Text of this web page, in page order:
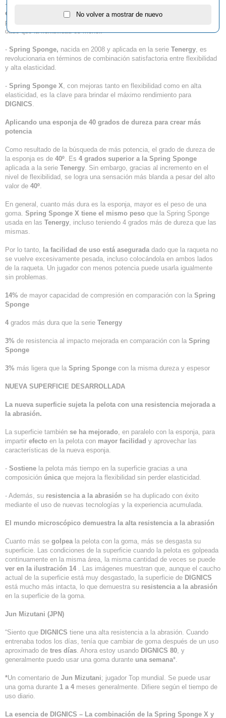
- Una esponja más blanda puede responder fácilmente, pero
energético
generado es mínimo. Por el contrario, una esponja más dura
puede mejorar la elasticidad, aunque resulta más difícil sujetar la pelota
dado que la flexibilidad es menor.
- Spring Sponge, nacida en 2008 y aplicada en la serie Tenergy, es
revolucionaria en términos de combinación satisfactoria entre flexibilidad
y alta elasticidad.
- Spring Sponge X, con mejoras tanto en flexibilidad como en alta
elasticidad, es la clave para brindar el máximo rendimiento para
DIGNICS.
Aplicando una esponja de 40 grados de dureza para crear más
potencia
Como resultado de la búsqueda de más potencia, el grado de dureza de
la esponja es de 40º. Es 4 grados superior a la Spring Sponge
aplicada a la serie Tenergy. Sin embargo, gracias al incremento en el
nivel de flexibilidad, se logra una sensación más blanda a pesar del alto
valor de 40º.
En general, cuanto más dura es la esponja, mayor es el peso de una
goma. Spring Sponge X tiene el mismo peso que la Spring Sponge
usada en las Tenergy, incluso teniendo 4 grados más de dureza que las
mismas.
Por lo tanto, la facilidad de uso está asegurada dado que la raqueta no
se vuelve excesivamente pesada, incluso colocándola en ambos lados
de la raqueta. Un jugador con menos potencia puede usarla igualmente
sin problemas.
14% de mayor capacidad de compresión en comparación con la Spring
Sponge
4 grados más dura que la serie Tenergy
3% de resistencia al impacto mejorada en comparación con la Spring
Sponge
3% más ligera que la Spring Sponge con la misma dureza y espesor
NUEVA SUPERFICIE DESARROLLADA
La nueva superficie sujeta la pelota con una resistencia mejorada a
la abrasión.
La superficie también se ha mejorado, en paralelo con la esponja, para
impartir efecto en la pelota con mayor facilidad y aprovechar las
características de la nueva esponja.
- Sostiene la pelota más tiempo en la superficie gracias a una
composición únicaque mejora la flexibilidad sin perder elasticidad.
- Además, su resistencia a la abrasión se ha duplicado con éxito
mediante el uso de nuevas tecnologías y la experiencia acumulada.
El mundo microscópico demuestra la alta resistencia a la abrasión
Cuanto más se golpeala pelota con la goma, más se desgasta su
superficie. Las condiciones de la superficie cuando la pelota es golpeada
continuamente en la misma área, la misma cantidad de veces se puede
ver en la ilustración 14 . Las imágenes muestran que, aunque el caucho
actual de la superficie está muy desgastado, la superficie de DIGNICS
está mucho más intacta, lo que demuestra su resistencia a la abrasión
en la superficie de la goma.
Jun Mizutani (JPN)
“Siento que DIGNICS tiene una alta resistencia a la abrasión. Cuando
entrenaba todos los días, tenía que cambiar de goma después de un uso
aproximado de tres días. Ahora estoy usando DIGNICS 80, y
generalmente puedo usar una goma durante una semana*.
*Un comentario de Jun Mizutani; jugador Top mundial. Se puede usar
una goma durante 1 a 4 meses generalmente. Difiere según el tiempo de
uso diario.
La esencia de DIGNICS – La combinación de la Spring Sponge X y
No volver a mostrar de nuevo